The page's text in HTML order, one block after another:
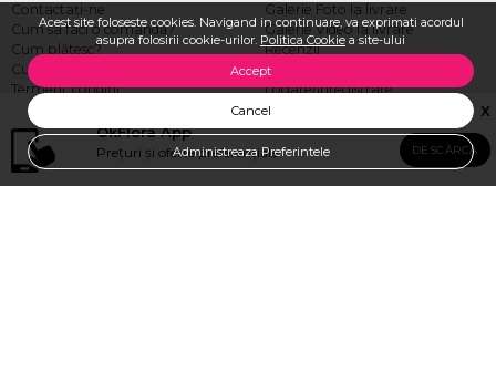
Acest site foloseste cookies. Navigand in continuare, va exprimati acordul
asupra folosirii cookie-urilor. Politica Cookie a site-ului
Accept
Cancel
Administreaza Preferintele
SUNA SI VERIFICA DISPONIBILITATEA
Contactaţi-ne
Cum sa faci o comandă?
Cum plătesc?
Cum livrăm?
Termeni, condiţii
Despre noi
Locuri vacante
Politica Cookie
Livrare flori Moldova
Toată gama de produse
Galerie Foto la livrare
Galerie Video la livrare
Recenzii
Vezi toate produsele
Logare/Înregistrare
Comandă Internațional
X
OkFlora App
Prețuri și oferte preferențiale DESCĂRCĂ